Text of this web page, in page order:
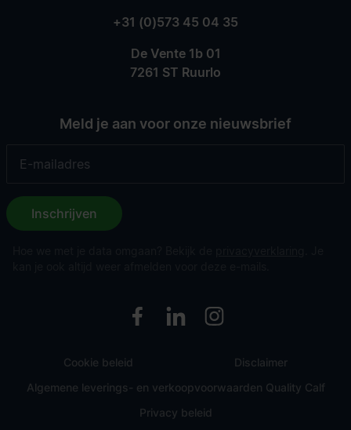
+31 (0)573 45 04 35
De Vente 1b 01
7261 ST Ruurlo
Meld je aan voor onze nieuwsbrief
Inschrijven
Cookie beleid
Disclaimer
Algemene leverings- en verkoopvoorwaarden Quality Calf
Privacy beleid